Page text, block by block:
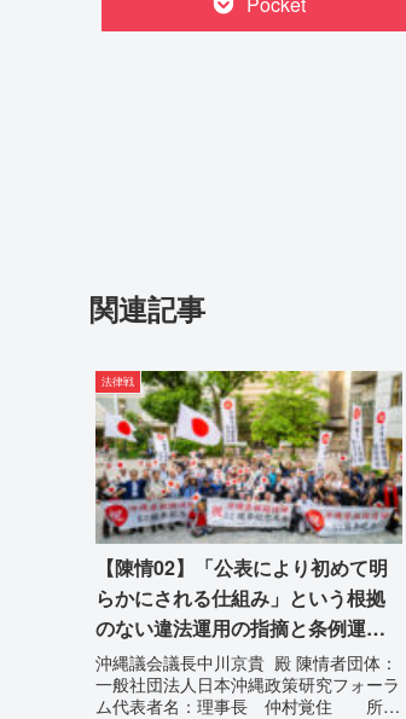
関連記事
法律戦
【陳情02】「公表により初めて明
らかにされる仕組み」という根拠
のない違法運用の指摘と条例運用
の停止を求める陳情書
沖縄議会議長中川京貴 殿 陳情者団体：
一般社団法人日本沖縄政策研究フォーラ
ム代表者名：理事長 仲村覚住 所：